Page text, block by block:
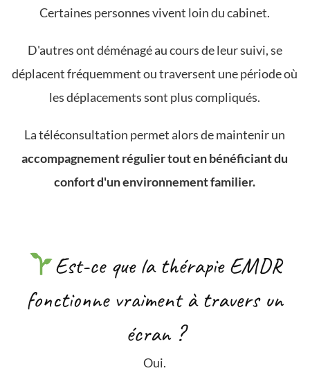
Certaines personnes vivent loin du cabinet.
D'autres ont déménagé au cours de leur suivi, se
déplacent fréquemment ou traversent une période où
les déplacements sont plus compliqués.
La téléconsultation permet alors de maintenir un
accompagnement régulier tout en bénéficiant du
confort d'un environnement familier.
Est-ce que la thérapie EMDR
fonctionne vraiment à travers un
écran ?
Oui.